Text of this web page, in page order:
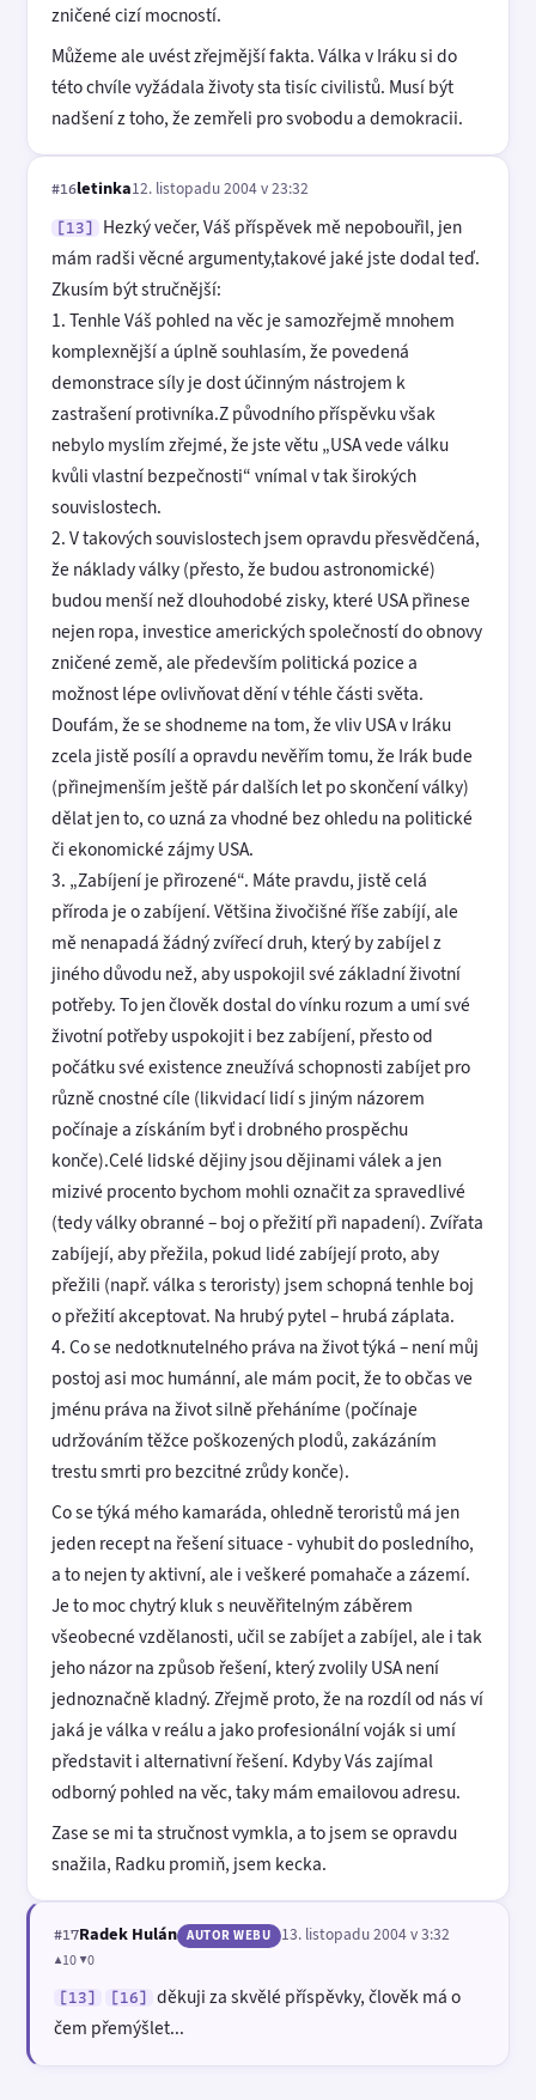
zničené cizí mocností.
Můžeme ale uvést zřejmější fakta. Válka v Iráku si do
této chvíle vyžádala životy sta tisíc civilistů. Musí být
nadšení z toho, že zemřeli pro svobodu a demokracii.
#16letinka12. listopadu 2004 v 23:32
[13]
Hezký večer, Váš příspěvek mě nepobouřil, jen
mám radši věcné argumenty,takové jaké jste dodal teď.
Zkusím být stručnější:
1. Tenhle Váš pohled na věc je samozřejmě mnohem
komplexnější a úplně souhlasím, že povedená
demonstrace síly je dost účinným nástrojem k
zastrašení protivníka.Z původního příspěvku však
nebylo myslím zřejmé, že jste větu „USA vede válku
kvůli vlastní bezpečnosti“ vnímal v tak širokých
souvislostech.
2. V takových souvislostech jsem opravdu přesvědčená,
že náklady války (přesto, že budou astronomické)
budou menší než dlouhodobé zisky, které USA přinese
nejen ropa, investice amerických společností do obnovy
zničené země, ale především politická pozice a
možnost lépe ovlivňovat dění v téhle části světa.
Doufám, že se shodneme na tom, že vliv USA v Iráku
zcela jistě posílí a opravdu nevěřím tomu, že Irák bude
(přinejmenším ještě pár dalších let po skončení války)
dělat jen to, co uzná za vhodné bez ohledu na politické
či ekonomické zájmy USA.
3. „Zabíjení je přirozené“. Máte pravdu, jistě celá
příroda je o zabíjení. Většina živočišné říše zabíjí, ale
mě nenapadá žádný zvířecí druh, který by zabíjel z
jiného důvodu než, aby uspokojil své základní životní
potřeby. To jen člověk dostal do vínku rozum a umí své
životní potřeby uspokojit i bez zabíjení, přesto od
počátku své existence zneužívá schopnosti zabíjet pro
různě cnostné cíle (likvidací lidí s jiným názorem
počínaje a získáním byť i drobného prospěchu
konče).Celé lidské dějiny jsou dějinami válek a jen
mizivé procento bychom mohli označit za spravedlivé
(tedy války obranné – boj o přežití při napadení). Zvířata
zabíjejí, aby přežila, pokud lidé zabíjejí proto, aby
přežili (např. válka s teroristy) jsem schopná tenhle boj
o přežití akceptovat. Na hrubý pytel – hrubá záplata.
4. Co se nedotknutelného práva na život týká – není můj
postoj asi moc humánní, ale mám pocit, že to občas ve
jménu práva na život silně přeháníme (počínaje
udržováním těžce poškozených plodů, zakázáním
trestu smrti pro bezcitné zrůdy konče).
Co se týká mého kamaráda, ohledně teroristů má jen
jeden recept na řešení situace - vyhubit do posledního,
a to nejen ty aktivní, ale i veškeré pomahače a zázemí.
Je to moc chytrý kluk s neuvěřitelným záběrem
všeobecné vzdělanosti, učil se zabíjet a zabíjel, ale i tak
jeho názor na způsob řešení, který zvolily USA není
jednoznačně kladný. Zřejmě proto, že na rozdíl od nás ví
jaká je válka v reálu a jako profesionální voják si umí
představit i alternativní řešení. Kdyby Vás zajímal
odborný pohled na věc, taky mám emailovou adresu.
Zase se mi ta stručnost vymkla, a to jsem se opravdu
snažila, Radku promiň, jsem kecka.
#17Radek Hulán AUTOR WEBU 13. listopadu 2004 v 3:32
▲10 ▼0
[13] [16]
děkuji za skvělé příspěvky, člověk má o
čem přemýšlet...